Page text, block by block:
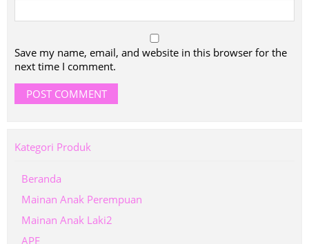
Save my name, email, and website in this browser for the
next time I comment.
Kategori Produk
Beranda
Mainan Anak Perempuan
Mainan Anak Laki2
APE